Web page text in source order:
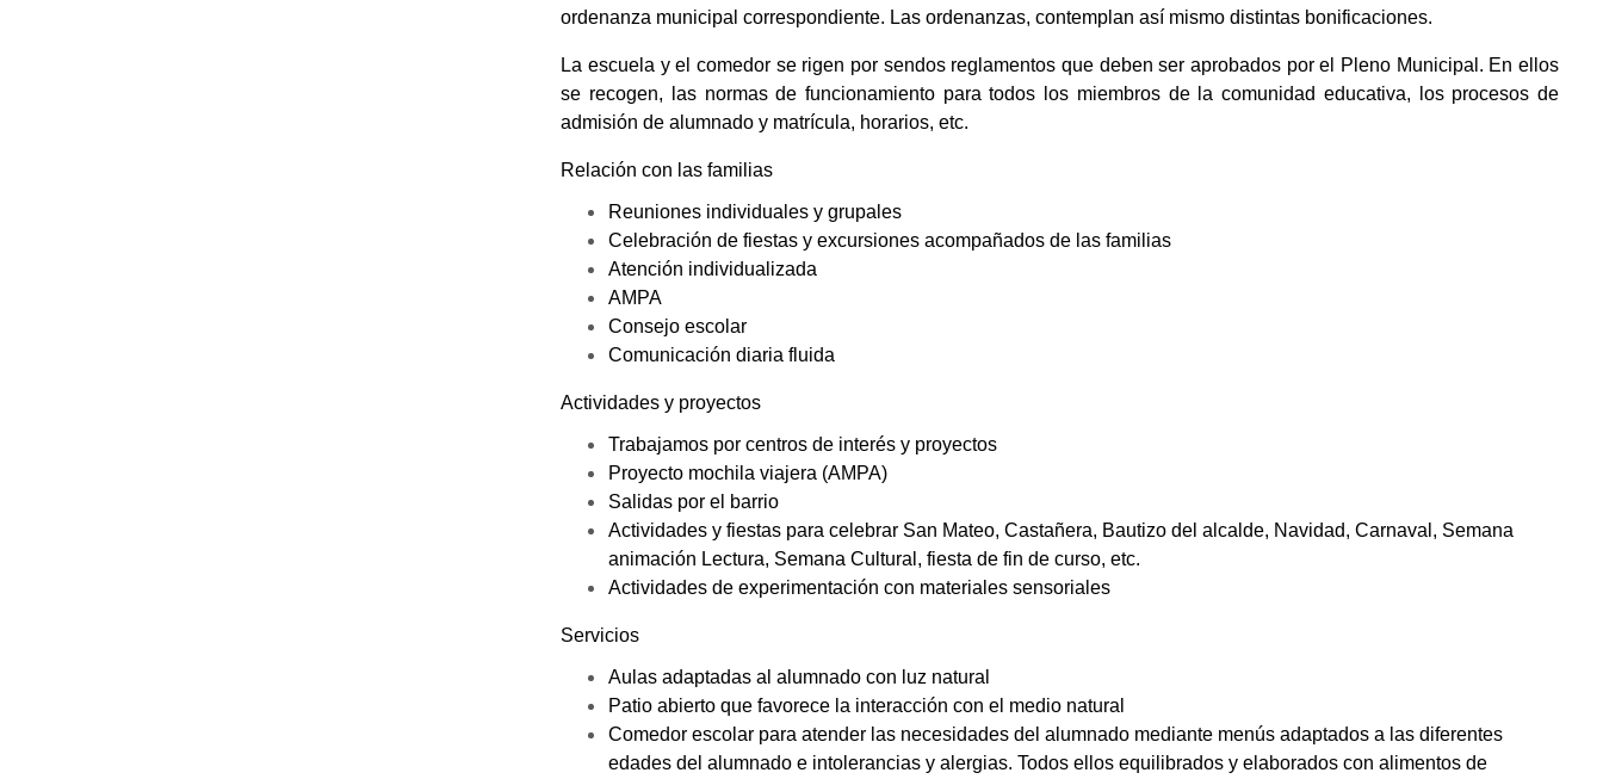
ordenanza municipal correspondiente. Las ordenanzas, contemplan así mismo distintas bonificaciones.
La escuela y el comedor se rigen por sendos reglamentos que deben ser aprobados por el Pleno Municipal. En ellos
se recogen, las normas de funcionamiento para todos los miembros de la comunidad educativa, los procesos de
admisión de alumnado y matrícula, horarios, etc.
Relación con las familias
Reuniones individuales y grupales
Celebración de fiestas y excursiones acompañados de las familias
Atención individualizada
AMPA
Consejo escolar
Comunicación diaria fluida
Actividades y proyectos
Trabajamos por centros de interés y proyectos
Proyecto mochila viajera (AMPA)
Salidas por el barrio
Actividades y fiestas para celebrar San Mateo, Castañera, Bautizo del alcalde, Navidad, Carnaval, Semana
animación Lectura, Semana Cultural, fiesta de fin de curso, etc.
Actividades de experimentación con materiales sensoriales
Servicios
Aulas adaptadas al alumnado con luz natural
Patio abierto que favorece la interacción con el medio natural
Comedor escolar para atender las necesidades del alumnado mediante menús adaptados a las diferentes
edades del alumnado e intolerancias y alergias. Todos ellos equilibrados y elaborados con alimentos de